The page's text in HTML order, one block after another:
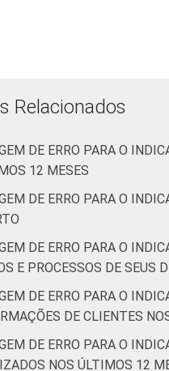
Comércio;
reparação de
automotores e
motocicletas
e correio
Alojamento e
alimentação
Atividades
Relacionados
DE ERRO PARA O
12 MESES
DE ERRO PARA O
DE ERRO PARA O
E PROCESSOS DE
DE ERRO PARA O
DE CLIENTES
DE ERRO PARA O
NOS ÚLTIMOS 12